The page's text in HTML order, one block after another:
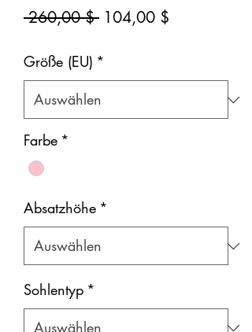
260,00 $ Standardpreis
104,00 $
Größe (EU) *
Farbe *
Absatzhöhe *
Sohlentyp *